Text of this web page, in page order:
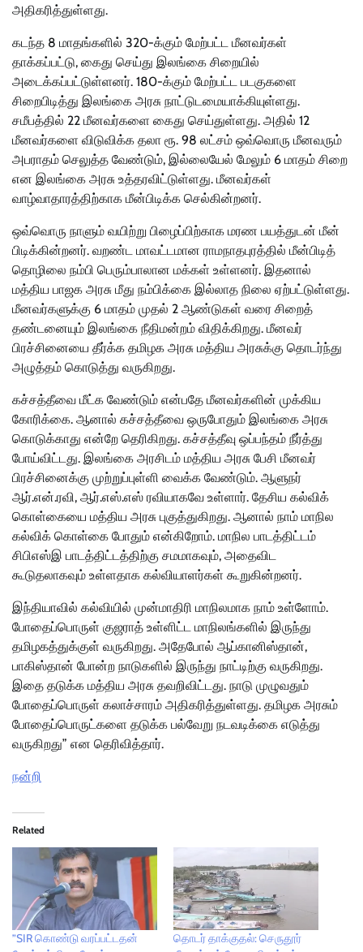
அதிகரித்துள்ளது.
கடந்த 8 மாதங்களில் 320-க்கும் மேற்பட்ட மீனவர்கள்
தாக்கப்பட்டு, கைது செய்து இலங்கை சிறையில்
அடைக்கப்பட்டுள்ளனர். 180-க்கும் மேற்பட்ட படகுகளை
சிறைபிடித்து இலங்கை அரசு நாட்டுடமையாக்கியுள்ளது.
சமீபத்தில் 22 மீனவர்களை கைது செய்துள்ளது. அதில் 12
மீனவர்களை விடுவிக்க தலா ரூ. 98 லட்சம் ஒவ்வொரு மீனவரும்
அபராதம் செலுத்த வேண்டும், இல்லையேல் மேலும் 6 மாதம் சிறை
என இலங்கை அரசு உத்தரவிட்டுள்ளது. மீனவர்கள்
வாழ்வாதாரத்திற்காக மீன்பிடிக்க செல்கின்றனர்.
ஒவ்வொரு நாளும் வயிற்று பிழைப்பிற்காக மரண பயத்துடன் மீன்
பிடிக்கின்றனர். வறண்ட மாவட்டமான ராமநாதபுரத்தில் மீன்பிடித்
தொழிலை நம்பி பெரும்பாலான மக்கள் உள்ளனர். இதனால்
மத்திய பாஜக அரசு மீது நம்பிக்கை இல்லாத நிலை ஏற்பட்டுள்ளது.
மீனவர்களுக்கு 6 மாதம் முதல் 2 ஆண்டுகள் வரை சிறைத்
தண்டனையும் இலங்கை நீதிமன்றம் விதிக்கிறது. மீனவர்
பிரச்சினையை தீர்க்க தமிழக அரசு மத்திய அரசுக்கு தொடர்ந்து
அழுத்தம் கொடுத்து வருகிறது.
கச்சத்தீவை மீட்க வேண்டும் என்பதே மீனவர்களின் முக்கிய
கோரிக்கை. ஆனால் கச்சத்தீவை ஒருபோதும் இலங்கை அரசு
கொடுக்காது என்றே தெரிகிறது. கச்சத்தீவு ஒப்பந்தம் நீர்த்து
போய்விட்டது. இலங்கை அரசிடம் மத்திய அரசு பேசி மீனவர்
பிரச்சினைக்கு முற்றுப்புள்ளி வைக்க வேண்டும். ஆளுநர்
ஆர்.என்.ரவி, ஆர்.எஸ்.எஸ் ரவியாகவே உள்ளார். தேசிய கல்விக்
கொள்கையை மத்திய அரசு புகுத்துகிறது. ஆனால் நாம் மாநில
கல்விக் கொள்கை போதும் என்கிறோம். மாநில பாடத்திட்டம்
சிபிஎஸ்இ பாடத்திட்டத்திற்கு சமமாகவும், அதைவிட
கூடுதலாகவும் உள்ளதாக கல்வியாளர்கள் கூறுகின்றனர்.
இந்தியாவில் கல்வியில் முன்மாதிரி மாநிலமாக நாம் உள்ளோம்.
போதைப்பொருள் குஜராத் உள்ளிட்ட மாநிலங்களில் இருந்து
தமிழகத்துக்குள் வருகிறது. அதேபோல் ஆப்கானிஸ்தான்,
பாகிஸ்தான் போன்ற நாடுகளில் இருந்து நாட்டிற்கு வருகிறது.
இதை தடுக்க மத்திய அரசு தவறிவிட்டது. நாடு முழுவதும்
போதைப்பொருள் கலாச்சாரம் அதிகரித்துள்ளது. தமிழக அரசும்
போதைப்பொருட்களை தடுக்க பல்வேறு நடவடிக்கை எடுத்து
வருகிறது” என தெரிவித்தார்.
நன்றி
Related
”SIR கொண்டு வரப்பட்டதன்
தொடர் தாக்குதல்: செருதூர்